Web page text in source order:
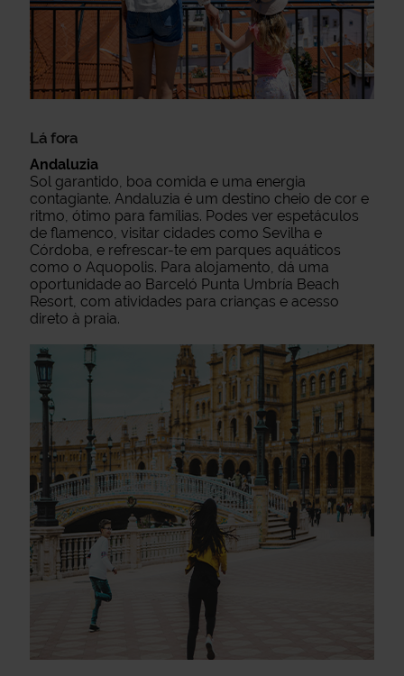
Lá fora
Andaluzia
Sol garantido, boa comida e uma energia
contagiante. Andaluzia é um destino cheio de cor e
ritmo, ótimo para famílias. Podes ver espetáculos
de flamenco, visitar cidades como Sevilha e
Córdoba, e refrescar-te em parques aquáticos
como o Aquopolis. Para alojamento, dá uma
oportunidade ao Barceló Punta Umbría Beach
Resort, com atividades para crianças e acesso
direto à praia.